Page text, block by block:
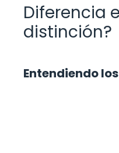
Diferencia
distinción?
Entendiendo